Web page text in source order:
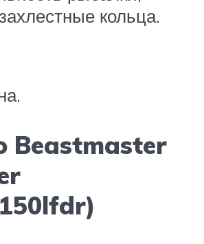
кольца.
Beastmaster